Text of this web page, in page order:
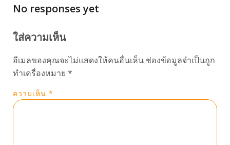
No responses yet
ใส่ความเห็น
อีเมลของคุณจะไม่แสดงให้คนอื่นเห็น ช่องข้อมูลจำเป็นถูก
ทำเครื่องหมาย *
ความเห็น *